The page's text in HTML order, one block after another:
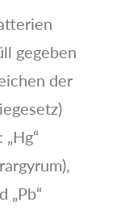
gegeben
der
„Pb“